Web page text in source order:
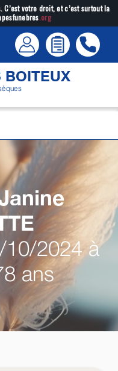
votre droit, et c’est surtout la
.org
BOITEUX
10/2024 à
ans